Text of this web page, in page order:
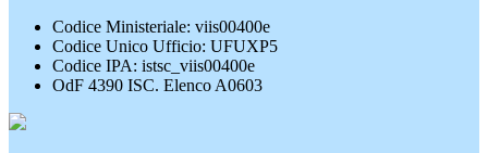
Codice Ministeriale: viis00400e
Codice Unico Ufficio: UFUXP5
Codice IPA: istsc_viis00400e
OdF 4390 ISC. Elenco A0603